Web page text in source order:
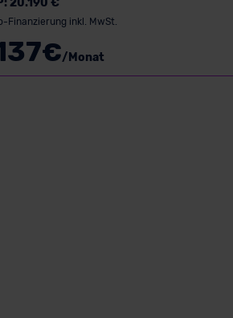
Finanzierung inkl. MwSt.
€/Monat